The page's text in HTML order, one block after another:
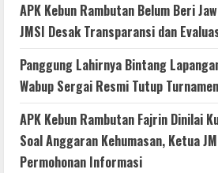
APK Kebun Rambutan Belum Beri
JMSI Desak Transparansi dan
Panggung Lahirnya Bintang
Wabup Sergai Resmi Tutup
APK Kebun Rambutan Fajrin Dinilai
Soal Anggaran Kehumasan, Ketua
Permohonan Informasi